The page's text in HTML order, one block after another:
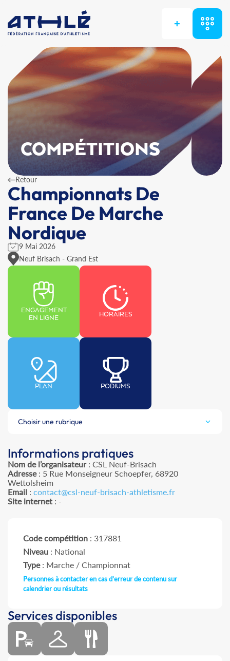
+
COMPÉTITIONS
Retour
Championnats De
France De Marche
Nordique
9 Mai 2026
Neuf Brisach - Grand Est
ENGAGEMENT
EN LIGNE
HORAIRES
PLAN PODIUMS
Choisir une rubrique
Informations pratiques
Nom de l’organisateur: CSL Neuf-Brisach
Adresse: 5 Rue Monseigneur Schoepfer, 68920
Wettolsheim
Email : contact@csl-neuf-brisach-athletisme.fr
Site internet : -
Code compétition : 317881
Niveau : National
Type: Marche / Championnat
Personnes à contacter en cas d'erreur de contenu sur
calendrier ou résultats
Services disponibles